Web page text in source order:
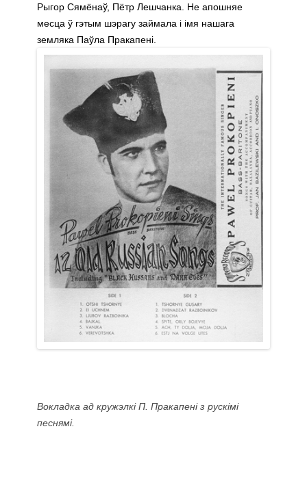
Рыгор Сямёнаў, Пётр Лешчанка. Не апошняе
месца ў гэтым шэрагу займала і імя нашага
земляка Паўла Пракапені.
Вокладка ад кружэлкі П. Пракапені з рускімі
песнямі.